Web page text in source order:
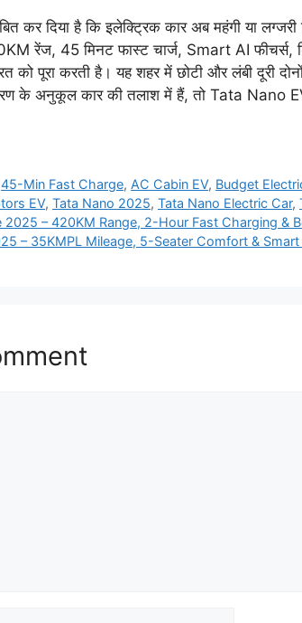
कर दिया है कि इलेक्ट्रिक कार अब महंगी या
रेंज, 45 मिनट फास्ट चार्ज, Smart AI फीचर्स,
को पूरा करती है। यह शहर में छोटी और लंबी दूरी
के अनुकूल कार की तलाश में हैं, तो Tata Nano
45-Min Fast Charge, AC Cabin EV, Budget
EV, Tata Nano 2025, Tata Nano Electric Car,
2025 – 420KM Range, 2-Hour Fast Charging &
– 35KMPL Mileage, 5-Seater Comfort & Smart